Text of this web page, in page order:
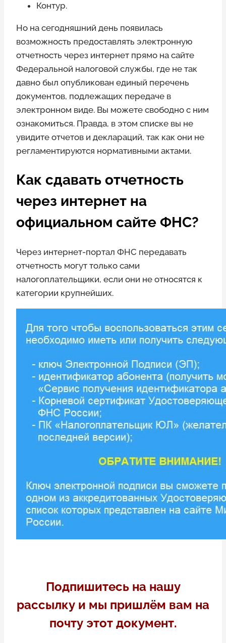
Контур.
Но на сегодняшний день появилась
возможность предоставлять электронную
отчетность через интернет прямо на сайте
Федеральной налоговой службы, где не так
давно был опубликован единый перечень
документов, подлежащих передаче в
электронном виде. Вы можете свободно с ним
ознакомиться. Правда, в этом списке вы не
увидите отчетов и деклараций, так как они не
регламентируются нормативными актами.
Как сдавать отчетность
через интернет на
официальном сайте ФНС?
Через интернет-портал ФНС передавать
отчетность могут только сами
налогоплательщики, если они не относятся к
категории крупнейших.
Подпишитесь на нашу
рассылку и мы пришлём вам на
почту этот документ.